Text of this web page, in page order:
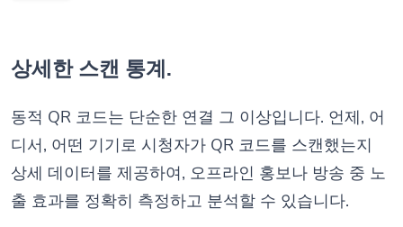
상세한 스캔 통계.
동적 QR 코드는 단순한 연결 그 이상입니다. 언제, 어
디서, 어떤 기기로 시청자가 QR 코드를 스캔했는지
상세 데이터를 제공하여, 오프라인 홍보나 방송 중 노
출 효과를 정확히 측정하고 분석할 수 있습니다.